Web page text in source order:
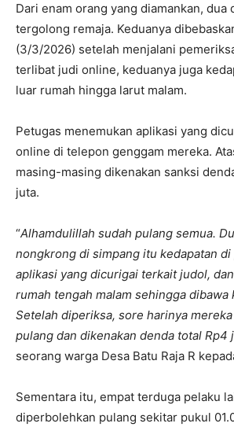
Dari enam orang yang diamankan, dua
tergolong remaja. Keduanya
(3/3/2026) setelah menjalani
terlibat judi online, keduanya juga
luar rumah hingga larut malam.
Petugas menemukan aplikasi yang
online di telepon genggam mereka.
masing-masing dikenakan sanksi
juta.
“Alhamdulillah sudah pulang semua.
nongkrong di simpang itu kedapatan di
aplikasi yang dicurigai terkait judol,
rumah tengah malam sehingga dibawa
Setelah diperiksa, sore harinya
pulang dan dikenakan denda total Rp4
seorang warga Desa Batu Raja R
Sementara itu, empat terduga pelaku
diperbolehkan pulang sekitar pukul